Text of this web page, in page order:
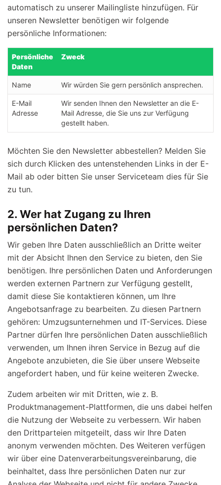
automatisch zu unserer Mailingliste hinzufügen. Für
unseren Newsletter benötigen wir folgende
persönliche Informationen:
Persönliche
Daten
Zweck
Name Wir würden Sie gern persönlich ansprechen.
E-Mail
Adresse
Wir senden Ihnen den Newsletter an die E-
Mail Adresse, die Sie uns zur Verfügung
gestellt haben.
Möchten Sie den Newsletter abbestellen? Melden Sie
sich durch Klicken des untenstehenden Links in der E-
Mail ab oder bitten Sie unser Serviceteam dies für Sie
zu tun.
2. Wer hat Zugang zu Ihren
persönlichen Daten?
Wir geben Ihre Daten ausschließlich an Dritte weiter
mit der Absicht Ihnen den Service zu bieten, den Sie
benötigen. Ihre persönlichen Daten und Anforderungen
werden externen Partnern zur Verfügung gestellt,
damit diese Sie kontaktieren können, um Ihre
Angebotsanfrage zu bearbeiten. Zu diesen Partnern
gehören: Umzugsunternehmen und IT-Services. Diese
Partner dürfen Ihre persönlichen Daten ausschließlich
verwenden, um Ihnen ihren Service in Bezug auf die
Angebote anzubieten, die Sie über unsere Webseite
angefordert haben, und für keine weiteren Zwecke.
Zudem arbeiten wir mit Dritten, wie z. B.
Produktmanagement-Plattformen, die uns dabei helfen
die Nutzung der Webseite zu verbessern. Wir haben
den Drittparteien mitgeteilt, dass wir Ihre Daten
anonym verwenden möchten. Des Weiteren verfügen
wir über eine Datenverarbeitungsvereinbarung, die
beinhaltet, dass Ihre persönlichen Daten nur zur